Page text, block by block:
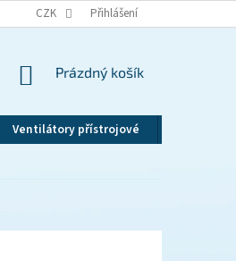
ZÁSADY OCHRANY OSOBNÍCH
CZK Přihlášení
NÁKUPNÍ
Prázdný košík
Ventilátory přístrojové